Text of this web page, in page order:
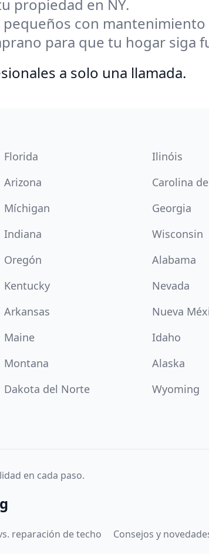
propiedad en NY.
con mantenimiento
para que tu hogar siga
a solo una llamada.
Florida
Ilinóis
Arizona
Carolina
Míchigan
Georgia
Indiana
Wisconsin
Oregón
Alabama
Kentucky
Nevada
Arkansas
Nueva
Maine
Idaho
Montana
Alaska
Dakota del Norte
Wyoming
en cada paso.
reparación de techo Consejos y